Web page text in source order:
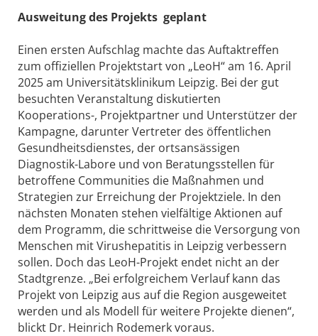
Ausweitung des Projekts geplant
Einen ersten Aufschlag machte das Auftaktreffen
zum offiziellen Projektstart von „LeoH“ am 16. April
2025 am Universitätsklinikum Leipzig. Bei der gut
besuchten Veranstaltung diskutierten
Kooperations-, Projektpartner und Unterstützer der
Kampagne, darunter Vertreter des öffentlichen
Gesundheitsdienstes, der ortsansässigen
Diagnostik-Labore und von Beratungsstellen für
betroffene Communities die Maßnahmen und
Strategien zur Erreichung der Projektziele. In den
nächsten Monaten stehen vielfältige Aktionen auf
dem Programm, die schrittweise die Versorgung von
Menschen mit Virushepatitis in Leipzig verbessern
sollen. Doch das LeoH-Projekt endet nicht an der
Stadtgrenze. „Bei erfolgreichem Verlauf kann das
Projekt von Leipzig aus auf die Region ausgeweitet
werden und als Modell für weitere Projekte dienen“,
blickt Dr. Heinrich Rodemerk voraus.